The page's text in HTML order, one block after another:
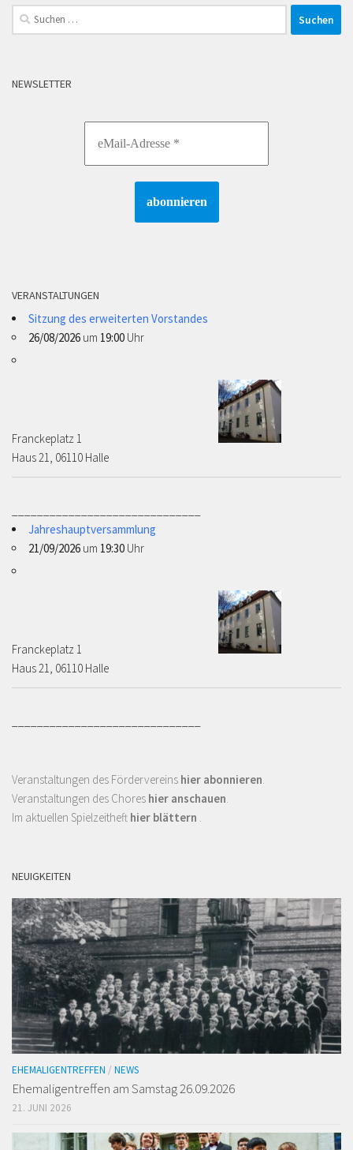
Suchen
nach:
NEWSLETTER
VERANSTALTUNGEN
Sitzung des erweiterten Vorstandes
26/08/2026 um 19:00 Uhr
Franckeplatz 1 ­­­­
Haus 21, 06110 Halle
Jahreshauptversammlung
21/09/2026 um 19:30 Uhr
Franckeplatz 1 ­­­­
Haus 21, 06110 Halle
Veranstaltungen des Fördervereins hier abonnieren.
Veranstaltungen des Chores hier anschauen.
Im aktuellen Spielzeitheft hier blättern .
NEUIGKEITEN
EHEMALIGENTREFFEN / NEWS
Ehemaligen­treffen am Samstag 26.09.2026
21. JUNI 2026